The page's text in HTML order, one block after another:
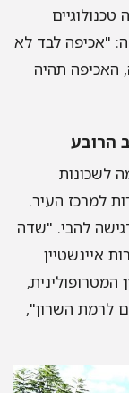
"אכיפה לבד לא
האכיפה תהיה
הרובע
לשכונות
למרכז העיר.
להבי. "שדה
איינשטיין
המטרופולינית,
לרמת השרון",